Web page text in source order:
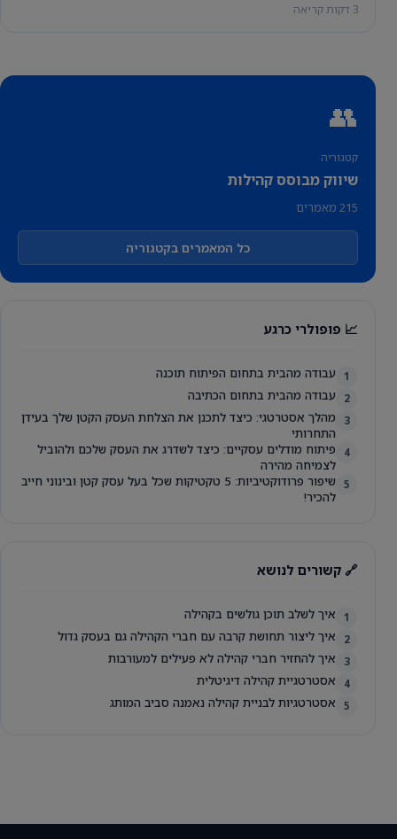
3 דקות קריאה
👥
קטגוריה
שיווק מבוסס קהילות
215 מאמרים
כל המאמרים בקטגוריה
📈 פופולרי כרגע
1 עבודה מהבית בתחום הפיתוח תוכנה
2 עבודה מהבית בתחום הכתיבה
3
מהלך אסטרטגי: כיצד לתכנן את הצלחת העסק הקטן שלך בעידן
התחרותי
4
פיתוח מודלים עסקיים: כיצד לשדרג את העסק שלכם ולהוביל
לצמיחה מהירה
5
שיפור פרודוקטיביות: 5 טקטיקות שכל בעל עסק קטן ובינוני חייב
להכיר!
🔗 קשורים לנושא
1 איך לשלב תוכן גולשים בקהילה
2 איך ליצור תחושת קרבה עם חברי הקהילה גם בעסק גדול
3 איך להחזיר חברי קהילה לא פעילים למעורבות
4 אסטרטגיית קהילה דיגיטלית
5 אסטרטגיות לבניית קהילה נאמנה סביב המותג